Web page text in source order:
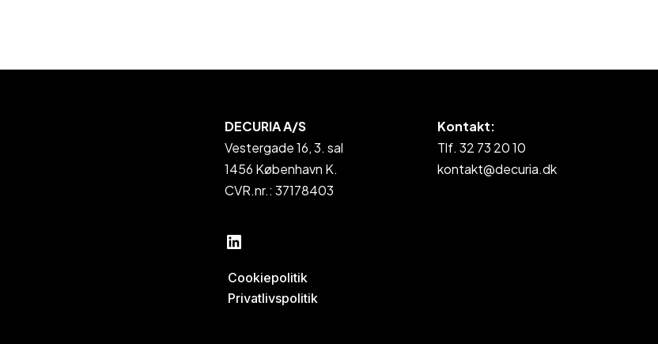
DECURIA A/S
Vestergade 16, 3. sal
1456 København K.
CVR.nr.: 37178403
Kontakt:
Tlf. 32 73 20 10
kontakt@decuria.dk
Cookiepolitik
Privatlivspolitik